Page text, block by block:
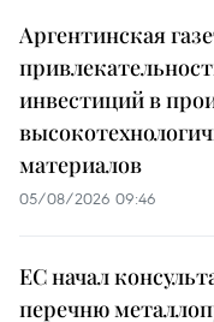
Аргентинская
инвестиций в
материалов
05/08/2026 09:46
ЕС начал
перечню